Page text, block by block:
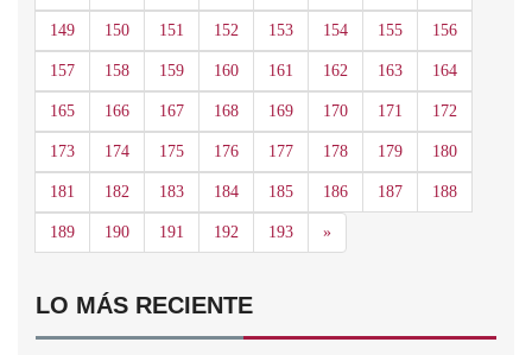
149 150 151 152 153 154 155 156
157 158 159 160 161 162 163 164
165 166 167 168 169 170 171 172
173 174 175 176 177 178 179 180
181 182 183 184 185 186 187 188
189 190 191 192 193 »Siguiente
LO MÁS RECIENTE